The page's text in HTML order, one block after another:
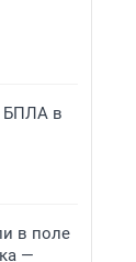
БПЛА в
в поле
—